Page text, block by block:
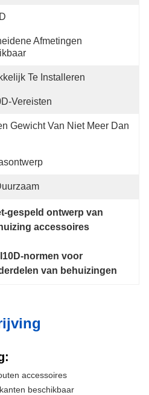
Afmetingen
Te Installeren
Vereisten
Gewicht Van Niet Meer Dan
gespeld ontwerp van
accessoires
normen voor
van behuizingen
accessoires
beschikbaar